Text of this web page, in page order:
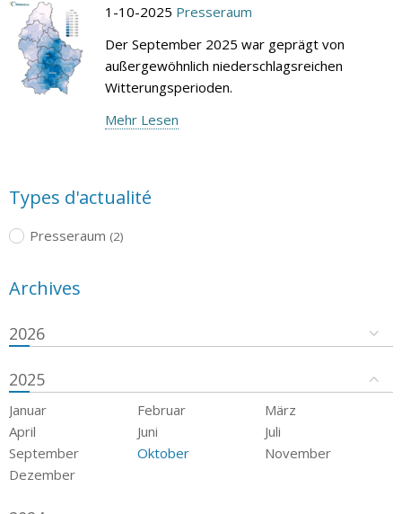
1-10-2025 Presseraum
Der September 2025 war geprägt von
außergewöhnlich niederschlagsreichen
Witterungsperioden.
Mehr Lesen
Types d'actualité
Presseraum (2)
Archives
2026
2025
Januar Februar
März
April
Juni
Juli
September
Oktober
November
Dezember